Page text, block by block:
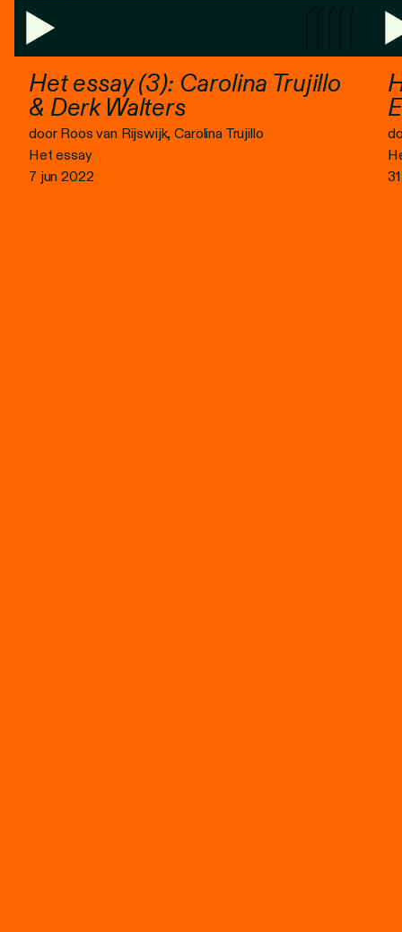
Het essay (3): Carolina Trujillo
& Derk Walters
door Roos van Rijswijk, Carolina Trujillo
Het essay
7 jun 2022